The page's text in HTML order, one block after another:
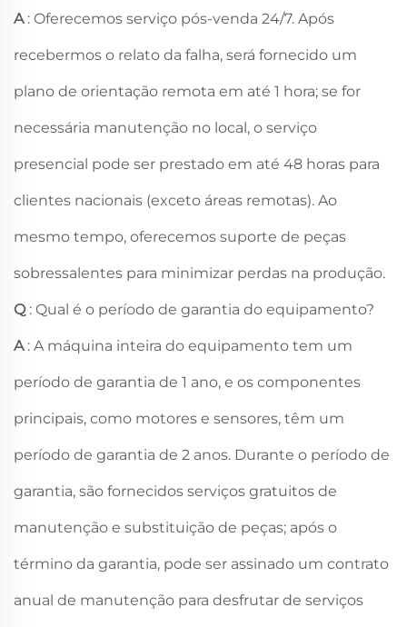
A : Oferecemos serviço pós-venda 24/7. Após
recebermos o relato da falha, será fornecido um
plano de orientação remota em até 1 hora; se for
necessária manutenção no local, o serviço
presencial pode ser prestado em até 48 horas para
clientes nacionais (exceto áreas remotas). Ao
mesmo tempo, oferecemos suporte de peças
sobressalentes para minimizar perdas na produção.
Q : Qual é o período de garantia do equipamento?
A : A máquina inteira do equipamento tem um
período de garantia de 1 ano, e os componentes
principais, como motores e sensores, têm um
período de garantia de 2 anos. Durante o período de
garantia, são fornecidos serviços gratuitos de
manutenção e substituição de peças; após o
término da garantia, pode ser assinado um contrato
anual de manutenção para desfrutar de serviços